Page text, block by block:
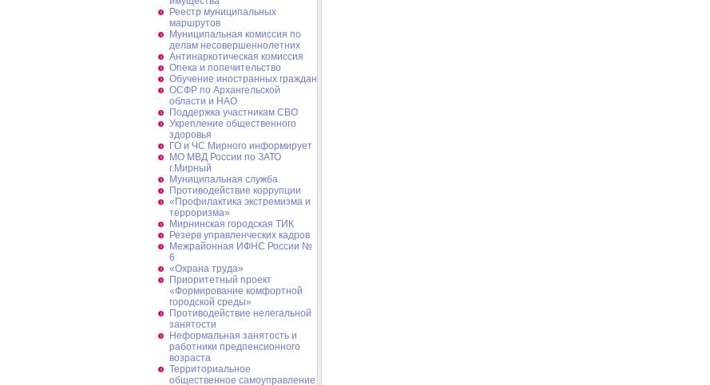
Реестр муниципальных
маршрутов
Муниципальная комиссия по
делам несовершеннолетних
Антинаркотическая комиссия
Опека и попечительство
Обучение иностранных граждан
ОСФР по Архангельской
области и НАО
Поддержка участникам СВО
Укрепление общественного
здоровья
ГО и ЧС Мирного информирует
МО МВД России по ЗАТО
г.Мирный
Муниципальная cлужба
Противодействие коррупции
«Профилактика экстремизма и
терроризма»
Мирнинская городская ТИК
Резерв управленческих кадров
Межрайонная ИФНС России №
6
«Охрана труда»
Приоритетный проект
«Формирование комфортной
городской среды»
Противодействие нелегальной
занятости
Неформальная занятость и
работники предпенсионного
возраста
Территориальное
общественное самоуправление